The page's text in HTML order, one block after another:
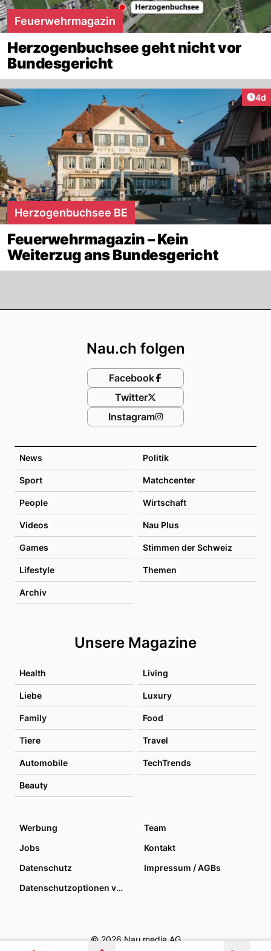
Feuerwehrmagazin
Herzogenbuchsee geht nicht vor
Bundesgericht
4d
Herzogenbuchsee BE
Feuerwehrmagazin – Kein
Weiterzug ans Bundesgericht
News Politik
Sport Matchcenter
People Wirtschaft
Videos Nau Plus
Games Stimmen der Schweiz
Lifestyle Themen
Archiv
Unsere Magazine
Health Living
Liebe Luxury
Family Food
Tiere Travel
Automobile TechTrends
Beauty
Nau.ch folgen
Facebook
Twitter
Instagram
Werbung
Team
Jobs
Kontakt
Datenschutz
Impressum / AGBs
Datenschutzoptionen verwalten
© 2026 Nau media AG